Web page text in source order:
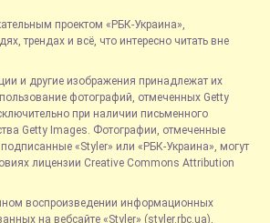
проектом «РБК-Украина»,
трендах и всё, что интересно читать вне
и другие изображения принадлежат их
фотографий, отмеченных Getty
при наличии письменного
Getty Images. Фотографии, отмеченные
«Styler» или «РБК-Украина», могут
лицензии Creative Commons Attribution
воспроизведении информационных
на вебсайте «Styler» (styler.rbc.ua),